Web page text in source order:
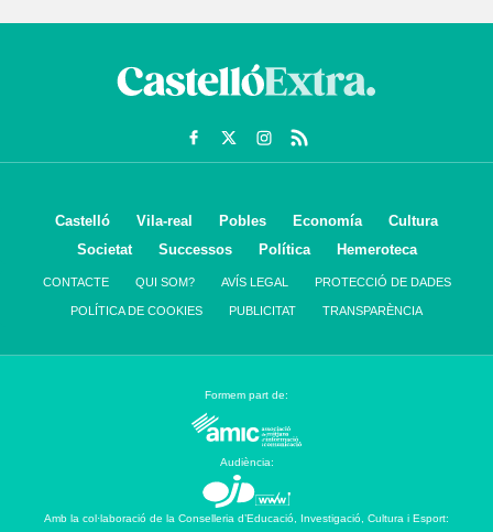
Castelló Vila-real Pobles Economía
Cultura
Societat
Successos Política Hemeroteca
CONTACTE QUI SOM? AVÍS LEGAL PROTECCIÓ DE DADES
POLÍTICA DE COOKIES PUBLICITAT TRANSPARÈNCIA
Formem part de:
Audiència:
Amb la col·laboració de la Conselleria d’Educació, Investigació, Cultura i Esport: